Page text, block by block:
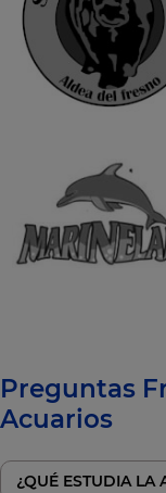
Preguntas
Acuarios
¿QUÉ ESTUDIA LA